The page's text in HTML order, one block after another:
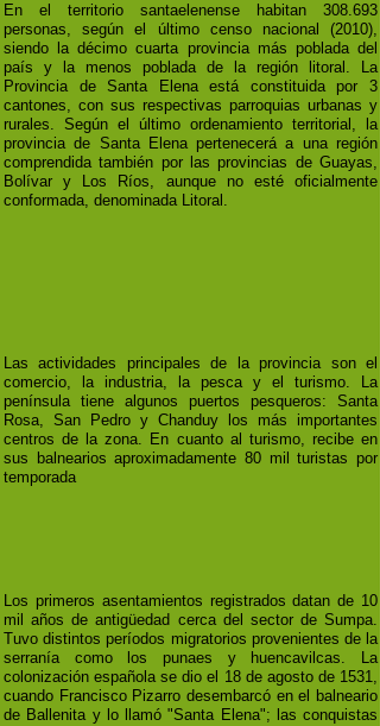
Los primeros asentamientos registrados datan de 10
mil años de antigüedad cerca del sector de Sumpa.
Tuvo distintos períodos migratorios provenientes de la
serranía como los punaes y huencavilcas. La
colonización española se dio el 18 de agosto de 1531,
cuando Francisco Pizarro desembarcó en el balneario
de Ballenita y lo llamó "Santa Elena"; las conquistas
En el territorio santaelenense habitan 308.693
personas, según el último censo nacional (2010),
siendo la décimo cuarta provincia más poblada del
país y la menos poblada de la región litoral. La
Provincia de Santa Elena está constituida por 3
cantones, con sus respectivas parroquias urbanas y
rurales. Según el último ordenamiento territorial, la
provincia de Santa Elena pertenecerá a una región
comprendida también por las provincias de Guayas,
Bolívar y Los Ríos, aunque no esté oficialmente
conformada, denominada Litoral.
Las actividades principales de la provincia son el
comercio, la industria, la pesca y el turismo. La
península tiene algunos puertos pesqueros: Santa
Rosa, San Pedro y Chanduy los más importantes
centros de la zona. En cuanto al turismo, recibe en
sus balnearios aproximadamente 80 mil turistas por
temporada